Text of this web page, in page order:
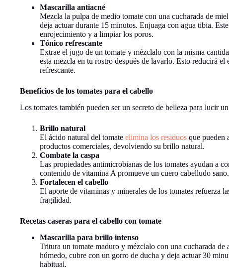
Mascarilla antiacné
Mezcla la pulpa de medio tomate con una cucharada de
deja actuar durante 15 minutos. Enjuaga con agua tibia.
enrojecimiento y a limpiar los poros.
Tónico refrescante
Extrae el jugo de un tomate y mézclalo con la misma
esta mezcla en tu rostro después de lavarlo. Esto reducirá el
refrescante.
Beneficios de los tomates para el cabello
Los tomates también pueden ser un secreto de belleza para lucir
Brillo natural
El ácido natural del tomate elimina los residuos que pueden
productos comerciales, devolviendo su brillo natural.
Combate la caspa
Las propiedades antimicrobianas de los tomates ayudan a
contenido de vitamina A promueve un cuero cabelludo sano.
Fortalecen el cabello
El aporte de vitaminas y minerales de los tomates refuerza
fragilidad.
Recetas caseras para el cabello con tomate
Mascarilla para brillo intenso
Tritura un tomate maduro y mézclalo con una cucharada
húmedo, cubre con un gorro de ducha y deja actuar 30
habitual.